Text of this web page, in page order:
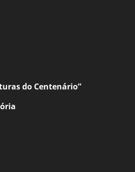
do Centenário”